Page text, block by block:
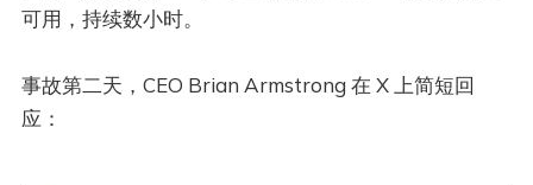
可用，持续数小时。
事故第二天，CEO Brian Armstrong 在 X 上简短回
应：